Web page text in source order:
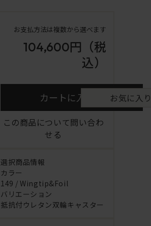
お支払方法は複数から選べます
104,600円 （税
込）
カートに入れる お気に入
この商品について問い合わ
せる
選択商品情報
カラー
149 / Wingtip&Foil
バリエーション
抵抗付ウレタン双輪キャスター